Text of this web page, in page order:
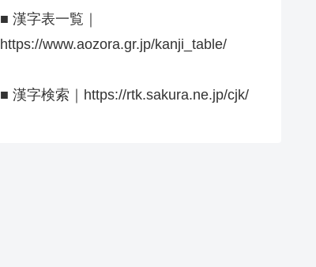
■ 漢字表一覧｜
https://www.aozora.gr.jp/kanji_table/
■ 漢字検索｜https://rtk.sakura.ne.jp/cjk/